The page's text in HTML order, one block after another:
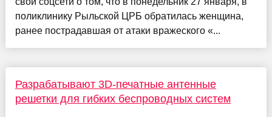
поликлинику Рыльской ЦРБ обратилась женщина,
ранее пострадавшая от атаки вражеского «...
Разрабатывают 3D-печатные антенные
решетки для гибких беспроводных систем